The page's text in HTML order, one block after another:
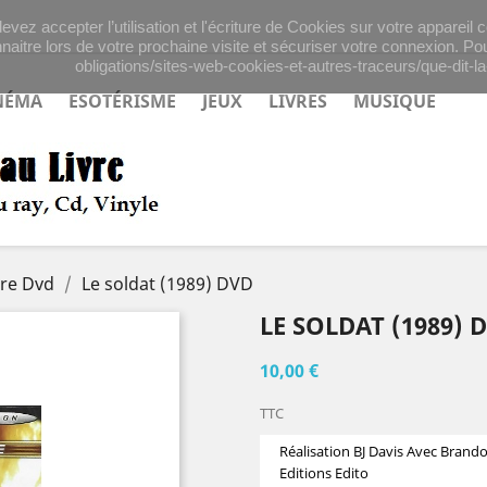
accepter l’utilisation et l'écriture de Cookies sur votre
lors de votre prochaine visite et sécuriser votre connexion.
obligations/sites-web-cookies-et-autres-traceurs/que-dit-
ESOTÉRISME JEUX LIVRES MUSIQUE
Dvd Le soldat (1989) DVD
LE SOLDAT (1989)
10,00 €
TTC
Réalisation BJ Davis Avec
Editions Edito